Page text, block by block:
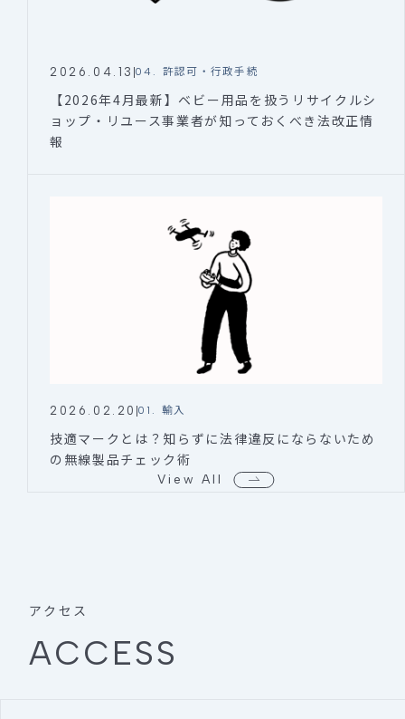
View All
2026.04.13 04. 許認可・行政手続
【2026年4月最新】ベビー用品を扱うリサイクルシ
ョップ・リユース事業者が知っておくべき法改正情
報
2026.02.20 01. 輸入
技適マークとは？知らずに法律違反にならないため
の無線製品チェック術
アクセス
ACCESS